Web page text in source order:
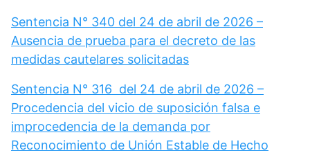
Sentencia N° 340 del 24 de abril de 2026 –
Ausencia de prueba para el decreto de las
medidas cautelares solicitadas
Sentencia N° 316 del 24 de abril de 2026 –
Procedencia del vicio de suposición falsa e
improcedencia de la demanda por
Reconocimiento de Unión Estable de Hecho